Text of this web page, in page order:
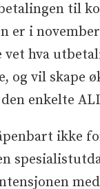
til
er i
vet hva
og vil skape
enkelte
ikke